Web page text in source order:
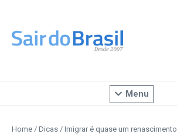
Menu
Home / Dicas / Imigrar é quase um renascimento